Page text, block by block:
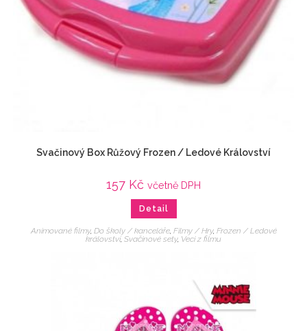
Svačinový Box Růžový Frozen / Ledové Království
157 Kč včetně DPH
Detail
Animované filmy, Do školy / kanceláře, Filmy / Hry, Frozen / Ledové
království, Svačinové sety, Veci z filmu